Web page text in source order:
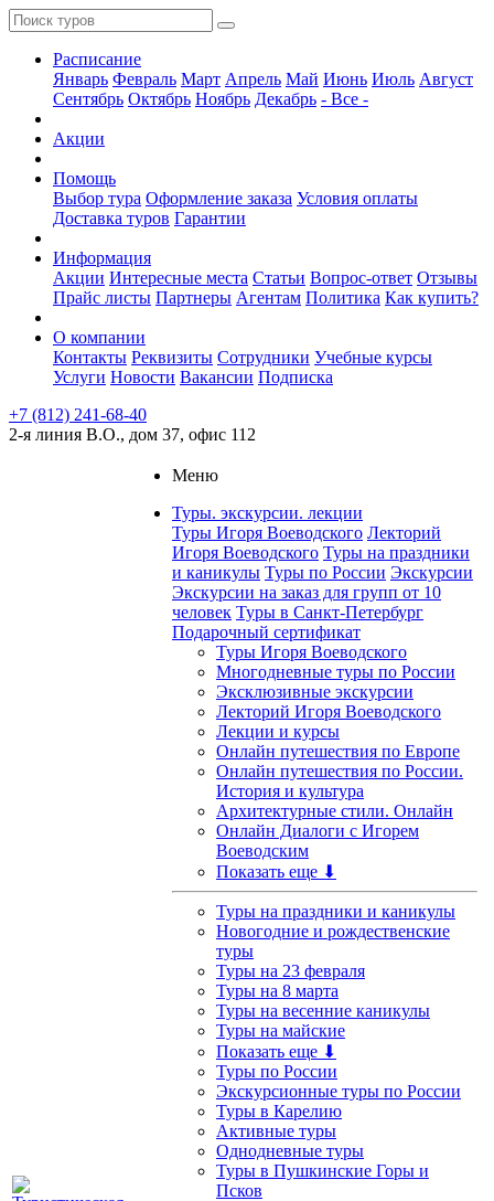
Расписание
Январь Февраль Март Апрель Май Июнь Июль Август
Сентябрь Октябрь Ноябрь Декабрь - Все -
Акции
Помощь
Выбор тура Оформление заказа Условия оплаты
Доставка туров Гарантии
Информация
Акции Интересные места Статьи Вопрос-ответ Отзывы
Прайс листы Партнеры Агентам Политика Как купить?
О компании
Контакты Реквизиты Сотрудники Учебные курсы
Услуги Новости Вакансии Подписка
+7 (812) 241-68-40
2-я линия В.О., дом 37, офис 112
Меню
Туры. экскурсии. лекции
Туры Игоря Воеводского Лекторий
Игоря Воеводского Туры на праздники
и каникулы Туры по России Экскурсии
Экскурсии на заказ для групп от 10
человек Туры в Санкт-Петербург
Подарочный сертификат
Туры Игоря Воеводского
Многодневные туры по России
Эксклюзивные экскурсии
Лекторий Игоря Воеводского
Лекции и курсы
Онлайн путешествия по Европе
Онлайн путешествия по России.
История и культура
Архитектурные стили. Онлайн
Онлайн Диалоги с Игорем
Воеводским
Показать еще ⬇
Туры на праздники и каникулы
Новогодние и рождественские
туры
Туры на 23 февраля
Туры на 8 марта
Туры на весенние каникулы
Туры на майские
Показать еще ⬇
Туры по России
Экскурсионные туры по России
Туры в Карелию
Активные туры
Однодневные туры
Туры в Пушкинские Горы и
Псков